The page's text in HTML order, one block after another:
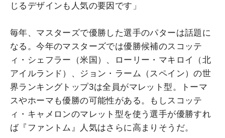
じるデザインも人気の要因です」
毎年、マスターズで優勝した選手のパターは話題に
なる。今年のマスターズでは優勝候補のスコッテ
ィ・シェフラー（米国）、ローリー・マキロイ（北
アイルランド）、ジョン・ラーム（スペイン）の世
界ランキングトップ3は全員がマレット型。トーマ
スやホーマも優勝の可能性がある。もしスコッテ
ィ・キャメロンのマレット型を使う選手が優勝すれ
ば『ファントム』人気はさらに高まりそうだ。